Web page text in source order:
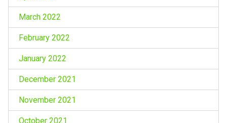
March 2022
February 2022
January 2022
December 2021
November 2021
October 2021